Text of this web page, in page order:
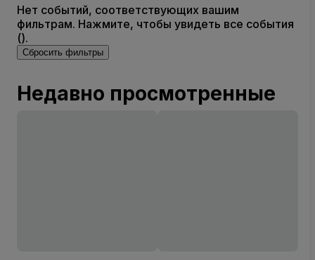
Нет событий, соответствующих вашим
фильтрам. Нажмите, чтобы увидеть все события
().
Сбросить фильтры
Недавно просмотренные